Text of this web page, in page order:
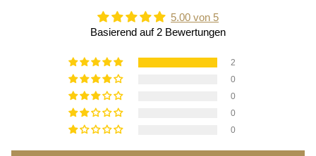
5.00 von 5
Basierend auf 2 Bewertungen
2
0
0
0
0